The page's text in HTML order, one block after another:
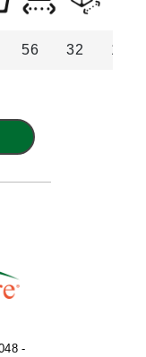
56 32 13
-